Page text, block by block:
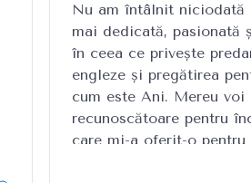
Nu am întâlnit niciodată
mai dedicată, pasionată
în ceea ce privește
engleze și pregătirea
cum este Ani. Mereu voi
recunoscătoare pentru
care mi-a oferit-o pentru